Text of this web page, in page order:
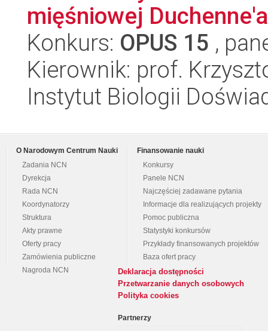
mięśniowej
Konkurs: OPUS 15 ,
Kierownik: prof.
Instytut Biologii
O Narodowym Centrum Nauki
Zadania NCN
Dyrekcja
Rada NCN
Koordynatorzy
Struktura
Akty prawne
Oferty pracy
Zamówienia publiczne
Nagroda NCN
Finansowanie nauki
Konkursy
Panele NCN
Najczęściej zadawane pytania
Informacje dla realizujących projekty
Pomoc publiczna
Statystyki konkursów
Przykłady finansowanych projektów
Baza ofert pracy
Deklaracja dostępności
Przetwarzanie danych osobowych
Polityka cookies
Partnerzy